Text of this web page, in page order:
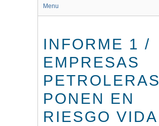
Menu
INFORME 1 /
EMPRESAS
PETROLERAS
PONEN EN
RIESGO VIDA